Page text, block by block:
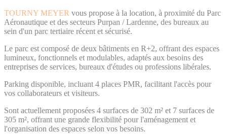
TOURNY MEYER vous propose à la location, à proximité du Parc
Aéronautique et des secteurs Purpan / Lardenne, des bureaux au
sein d'un parc tertiaire récent et sécurisé.
Le parc est composé de deux bâtiments en R+2, offrant des espaces
lumineux, fonctionnels et modulables, adaptés aux besoins des
entreprises de services, bureaux d'études ou professions libérales.
Parking disponible, incluant 4 places PMR, facilitant l'accès pour
vos collaborateurs et visiteurs.
Sont actuellement proposées 4 surfaces de 302 m² et 7 surfaces de
305 m², offrant une grande flexibilité pour l'aménagement et
l'organisation des espaces selon vos besoins.